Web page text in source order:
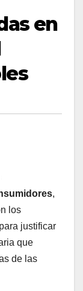
en
,
los
justificar
que
de las